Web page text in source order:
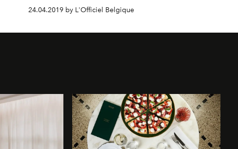
24.04.2019 by L'Officiel Belgique